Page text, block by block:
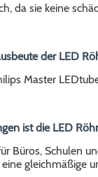
da sie keine
der LED
Master
ist die LED
Büros, Schulen
gleichmäßige